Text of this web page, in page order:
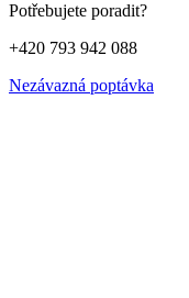
Potřebujete poradit?
+420 793 942 088
Nezávazná poptávka